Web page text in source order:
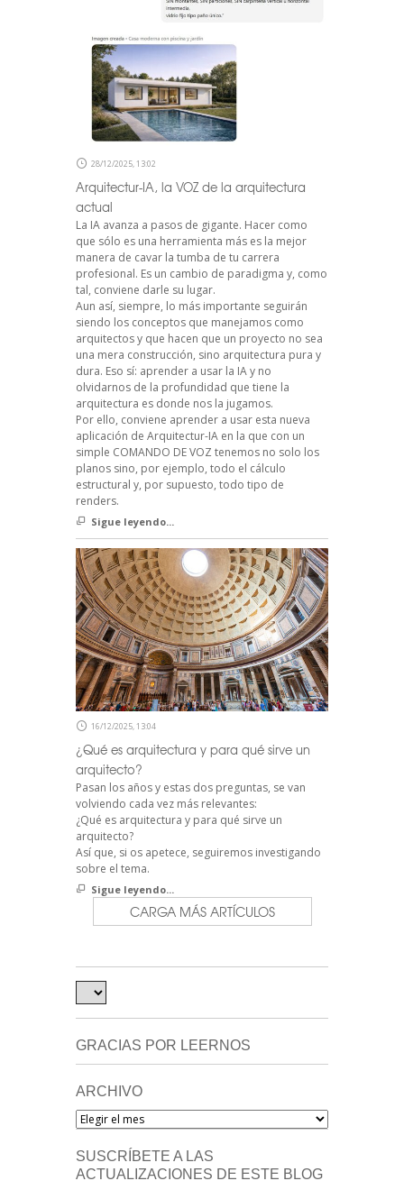
28/12/2025, 13:02
Arquitectur-IA, la VOZ de la arquitectura
actual
La IA avanza a pasos de gigante. Hacer como
que sólo es una herramienta más es la mejor
manera de cavar la tumba de tu carrera
profesional. Es un cambio de paradigma y, como
tal, conviene darle su lugar.
Aun así, siempre, lo más importante seguirán
siendo los conceptos que manejamos como
arquitectos y que hacen que un proyecto no sea
una mera construcción, sino arquitectura pura y
dura. Eso sí: aprender a usar la IA y no
olvidarnos de la profundidad que tiene la
arquitectura es donde nos la jugamos.
Por ello, conviene aprender a usar esta nueva
aplicación de Arquitectur-IA en la que con un
simple COMANDO DE VOZ tenemos no solo los
planos sino, por ejemplo, todo el cálculo
estructural y, por supuesto, todo tipo de
renders.
Sigue leyendo...
16/12/2025, 13:04
¿Qué es arquitectura y para qué sirve un
arquitecto?
Pasan los años y estas dos preguntas, se van
volviendo cada vez más relevantes:
¿Qué es arquitectura y para qué sirve un
arquitecto?
Así que, si os apetece, seguiremos investigando
sobre el tema.
Sigue leyendo...
CARGA MÁS ARTÍCULOS
GRACIAS POR LEERNOS
ARCHIVO
Archivo
SUSCRÍBETE A LAS
ACTUALIZACIONES DE ESTE BLOG